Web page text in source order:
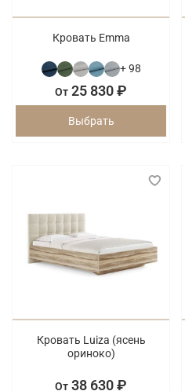
Кровать Emma
+ 98
От 25 830 ₽
Выбрать
Кровать Luiza (ясень
ориноко)
От 38 630 ₽